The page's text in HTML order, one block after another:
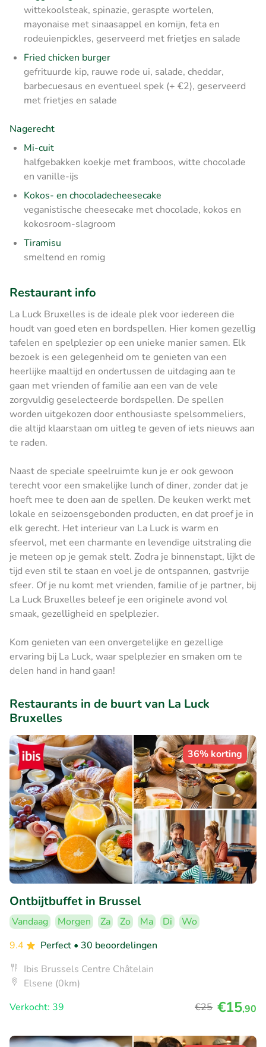
wittekoolsteak, spinazie, geraspte wortelen,
mayonaise met sinaasappel en komijn, feta en
rodeuienpickles, geserveerd met frietjes en salade
Fried chicken burger
gefrituurde kip, rauwe rode ui, salade, cheddar,
barbecuesaus en eventueel spek (+ €2), geserveerd
met frietjes en salade
Nagerecht
Mi-cuit
halfgebakken koekje met framboos, witte chocolade
en vanille-ijs
Kokos- en chocoladecheesecake
veganistische cheesecake met chocolade, kokos en
kokosroom-slagroom
Tiramisu
smeltend en romig
Restaurant info
La Luck Bruxelles is de ideale plek voor iedereen die
houdt van goed eten en bordspellen. Hier komen gezellig
tafelen en spelplezier op een unieke manier samen. Elk
bezoek is een gelegenheid om te genieten van een
heerlijke maaltijd en ondertussen de uitdaging aan te
gaan met vrienden of familie aan een van de vele
zorgvuldig geselecteerde bordspellen. De spellen
worden uitgekozen door enthousiaste spelsommeliers,
die altijd klaarstaan om uitleg te geven of iets nieuws aan
te raden.
Naast de speciale speelruimte kun je er ook gewoon
terecht voor een smakelijke lunch of diner, zonder dat je
hoeft mee te doen aan de spellen. De keuken werkt met
lokale en seizoensgebonden producten, en dat proef je in
elk gerecht. Het interieur van La Luck is warm en
sfeervol, met een charmante en levendige uitstraling die
je meteen op je gemak stelt. Zodra je binnenstapt, lijkt de
tijd even stil te staan en voel je de ontspannen, gastvrije
sfeer. Of je nu komt met vrienden, familie of je partner, bij
La Luck Bruxelles beleef je een originele avond vol
smaak, gezelligheid en spelplezier.
Kom genieten van een onvergetelijke en gezellige
ervaring bij La Luck, waar spelplezier en smaken om te
delen hand in hand gaan!
Restaurants in de buurt van La Luck
Bruxelles
36% korting
Ontbijtbuffet in Brussel
Vandaag Morgen Za Zo Ma Di
Wo
9.4
Perfect • 30 beoordelingen
Ibis Brussels Centre Châtelain
Elsene (0km)
Verkocht: 39
€25 €15,90